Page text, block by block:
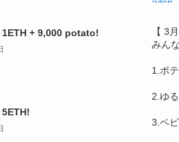
+ 9,000 potato! 【 3
みん
1.ポ
2.ゆ
3.ベ